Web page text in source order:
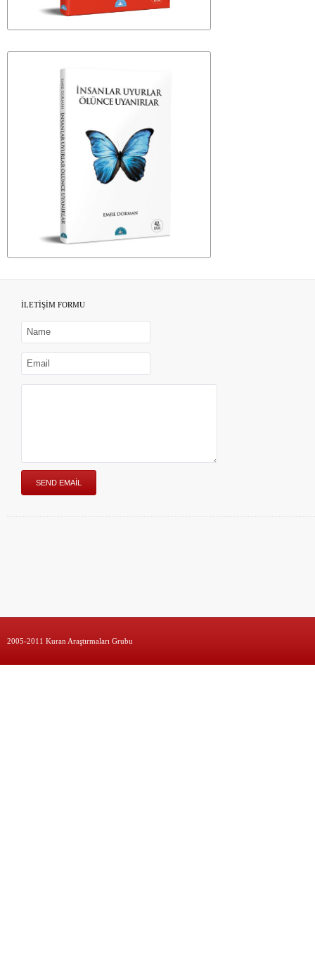
İLETİŞİM FORMU
2005-2011 Kuran Araştırmaları Grubu